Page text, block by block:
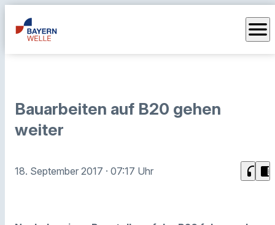
menu
Bauarbeiten auf B20 gehen
weiter
18. September 2017 · 07:17 Uhr headphones chrome_reader_mode